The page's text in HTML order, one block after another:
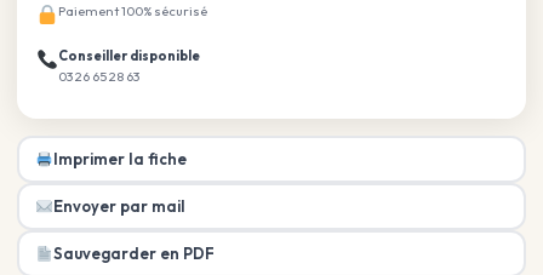
Paiement 100% sécurisé
Conseiller disponible
03 26 65 28 63
Imprimer la fiche
Envoyer par mail
Sauvegarder en PDF